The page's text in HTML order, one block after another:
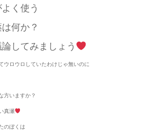
く使う
何か？
してみましょう
ウロウロしていたわけじゃ無いのに
方いますか？
真瀬
のぼくは